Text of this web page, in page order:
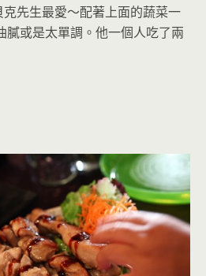
先生最愛～配著上面的蔬菜一
膩或是太單調。他一個人吃了兩